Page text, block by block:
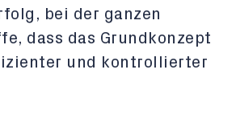
bei der ganzen
dass das Grundkonzept
und kontrollierter